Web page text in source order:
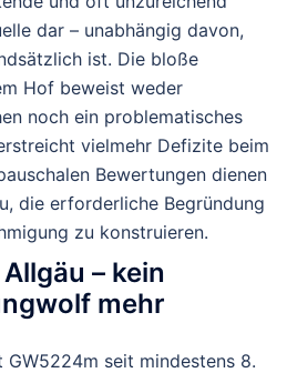
dar – unabhängig davon,
ist. Die bloße
Hof beweist weder
noch ein problematisches
vielmehr Defizite beim
Bewertungen dienen
die erforderliche Begründung
zu konstruieren.
– kein
mehr
seit mindestens 8.